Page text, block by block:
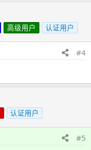
高级用户 认证用户
#4
认证用户
#5